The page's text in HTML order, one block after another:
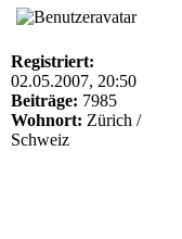
Registriert:
02.05.2007, 20:50
Beiträge: 7985
Wohnort: Zürich /
Schweiz